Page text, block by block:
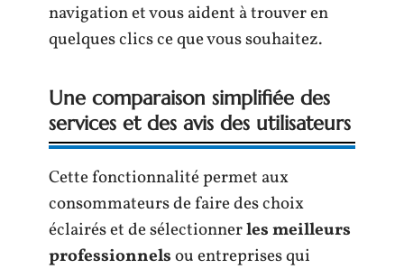
navigation et vous aident à trouver en
quelques clics ce que vous souhaitez.
Une comparaison simplifiée des
services et des avis des utilisateurs
Cette fonctionnalité permet aux
consommateurs de faire des choix
éclairés et de sélectionnerles meilleurs
professionnelsou entreprises qui